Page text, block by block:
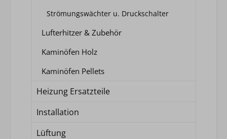
Strömungswächter u. Druckschalter
Lufterhitzer & Zubehör
Kaminöfen Holz
Kaminöfen Pellets
Heizung Ersatzteile
Installation
Lüftung